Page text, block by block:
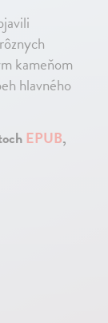
kameňom
hlavného
EPUB,